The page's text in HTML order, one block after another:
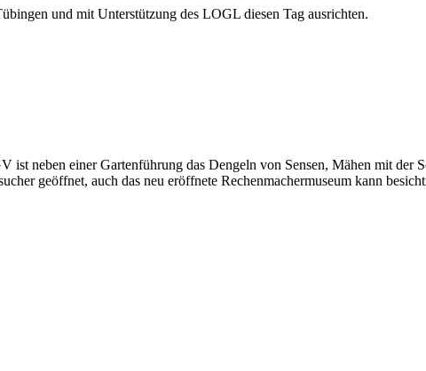
und mit Unterstützung des LOGL diesen Tag ausrichten.
ist neben einer Gartenführung das Dengeln von Sensen, Mähen mit der
geöffnet, auch das neu eröffnete Rechenmachermuseum kann